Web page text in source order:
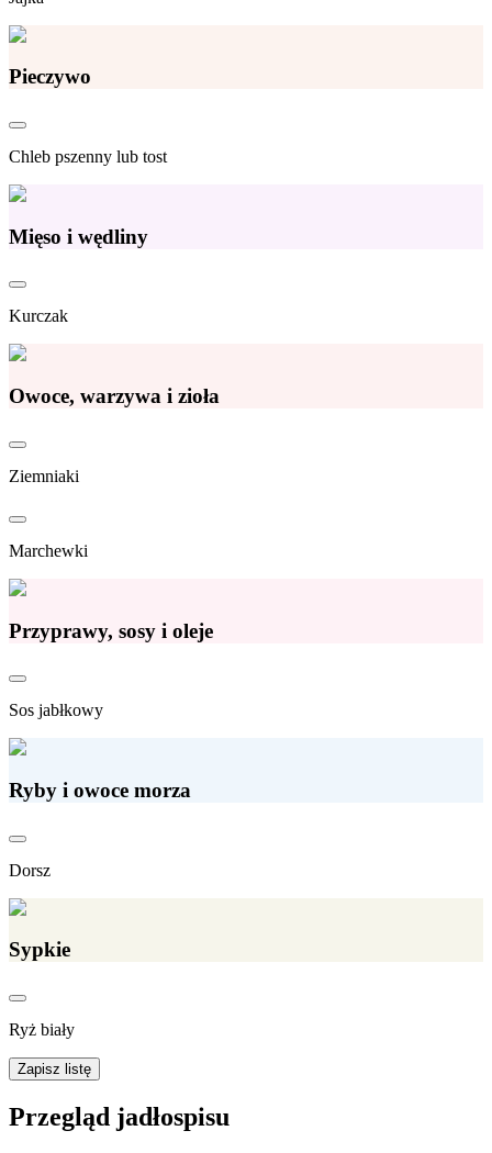
Pieczywo
Chleb pszenny lub tost
Mięso i wędliny
Kurczak
Owoce, warzywa i zioła
Ziemniaki
Marchewki
Przyprawy, sosy i oleje
Sos jabłkowy
Ryby i owoce morza
Dorsz
Sypkie
Ryż biały
Zapisz listę
Przegląd jadłospisu